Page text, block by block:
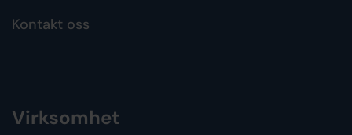
Kontakt oss
Virksomhet